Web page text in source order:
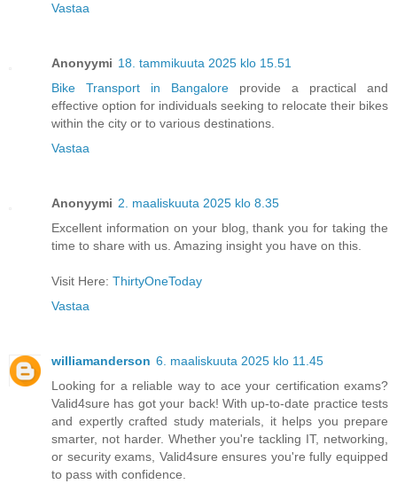
Vastaa
Anonyymi 18. tammikuuta 2025 klo 15.51
Bike Transport in Bangalore provide a practical and
effective option for individuals seeking to relocate their bikes
within the city or to various destinations.
Vastaa
Anonyymi 2. maaliskuuta 2025 klo 8.35
Excellent information on your blog, thank you for taking the
time to share with us. Amazing insight you have on this.
Visit Here: ThirtyOneToday
Vastaa
williamanderson 6. maaliskuuta 2025 klo 11.45
Looking for a reliable way to ace your certification exams?
Valid4sure has got your back! With up-to-date practice tests
and expertly crafted study materials, it helps you prepare
smarter, not harder. Whether you're tackling IT, networking,
or security exams, Valid4sure ensures you're fully equipped
to pass with confidence.